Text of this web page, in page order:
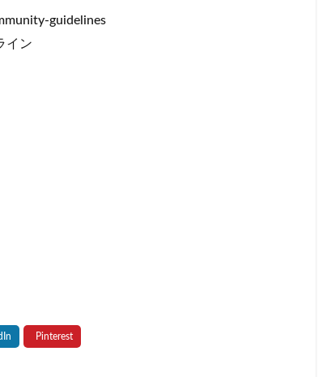
guidelines
イン